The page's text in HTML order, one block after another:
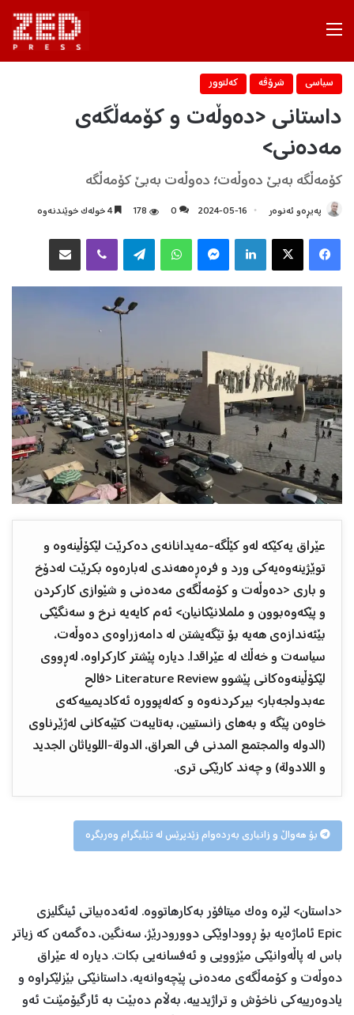
سیاسی شرۆڤه‌ كه‌لتوور
داستانی <دەوڵەت و کۆمەڵگەی
مەدەنی>
کۆمەڵگە بەبێ دەوڵەت؛ دەوڵەت بەبێ کۆمەڵگە
پەیڕەو ئەنوەر 2024-05-16
0
178 4 خولەک خوێندنەوە
X
Telegram
عێراق یەکێکە لەو کێڵگە-مەیدانانەی دەکرێت لێکۆڵینەوە و
توێژینەوەیەکی ورد و فرەڕەهەندی لەبارەوە بکرێت لەدۆخ
و باری <دەوڵەت و کۆمەڵگەی مەدەنی و شێوازی کارکردن
و پێکەوەبوون و ململانێکانیان> ئەم کایەیە نرخ و سەنگێکی
بێئەندازەی هەیە بۆ تێگەیشتن لە دامەزراوەی دەوڵەت،
سیاسەت و خەڵک لە عێراقدا. دیارە پێشتر کارکراوە، لەڕووی
لێکۆڵینەوەکانی پێشوو Literature Review <فالح
عەبدولجەبار> بیرکردنەوە و کەلەپوورە ئەکادیمییەکەی
خاوەن پێگە و بەهای زانستیین، بەتایبەت کتێبەکانی لەژێرناوی
(الدولە والمجتمع المدنی فی العراق، الدولة-اللوياثان الجديد
و اللادولة) و چەند کارێکی تری.
بۆ هەواڵ و زانیاری بەردەوام زێدپرێس لە تێلیگرام وەربگرە
<داستان> لێرە وەک میتافۆر بەکارهاتووە. لەئەدەبیاتی ئینگلیزی
Epic ئاماژەیە بۆ ڕووداوێکی دوورودرێژ، سەنگین، دەگمەن کە زیاتر
باس لە پاڵەوانێکی مێژوویی و ئەفسانەیی بکات. دیارە لە عێراق
دەوڵەت و کۆمەڵگەی مەدەنی پێچەوانەیە، داستانێکی بێزلێکراوە و
یادوەرییەکی ناخۆش و تراژیدییە، بەڵام دەبێت بە ئارگیۆمێنت ئەو